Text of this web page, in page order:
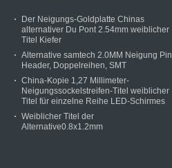
Der Neigungs-Goldplatte Chinas
alternativer Du Pont 2.54mm weiblicher
Titel Kiefer
Alternative samtech 2.0MM Neigung Pin
Header, Doppelreihen, SMT
China-Kopie 1,27 Millimeter-
Neigungssockelstreifen-Titel weiblicher
Titel für einzelne Reihe LED-Schirmes
Weiblicher Titel der
Alternative0.8x1.2mm